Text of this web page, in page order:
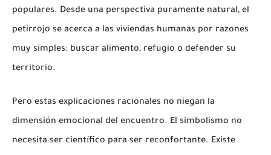
populares. Desde una perspectiva puramente natural, el
petirrojo se acerca a las viviendas humanas por razones
muy simples: buscar alimento, refugio o defender su
territorio.
Pero estas explicaciones racionales no niegan la
dimensión emocional del encuentro. El simbolismo no
necesita ser científico para ser reconfortante. Existe